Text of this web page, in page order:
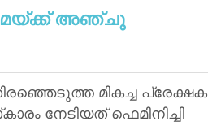
അഞ്ചു
മികച്ച പ്രേക്ഷക
നേടിയത് ഫെമിനിച്ചി